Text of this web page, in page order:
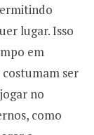
lugar. Isso
em
ser
no
como